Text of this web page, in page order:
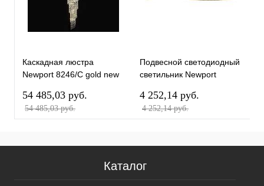
Каскадная люстра
Newport 8246/C gold new
54 485,03 pуб.
54 485,03 pуб.
Подвеcной светодиодный
светильник Newport
М0068727
4 252,14 pуб.
4 252,14 pуб.
Каталог